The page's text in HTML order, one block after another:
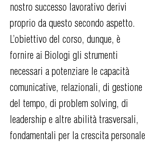
nostro successo lavorativo derivi
proprio da questo secondo aspetto.
L’obiettivo del corso, dunque, è
fornire ai Biologi gli strumenti
necessari a potenziare le capacità
comunicative, relazionali, di gestione
del tempo, di problem solving, di
leadership e altre abilità trasversali,
fondamentali per la crescita personale